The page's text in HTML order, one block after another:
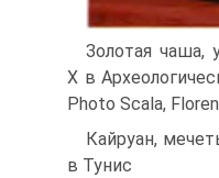
Золотая чаша,
X в
Photo Scala,
Кайруан,
в Тунис